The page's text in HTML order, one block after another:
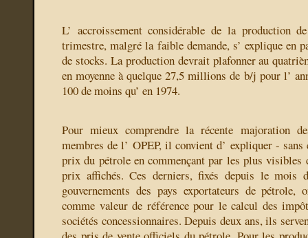
L’ accroissement considérable de la production
trimestre, malgré la faible demande, s’ explique en
de stocks. La production devrait plafonner au
en moyenne à quelque 27,5 millions de b/j pour l’
100 de moins qu’ en 1974.
Pour mieux comprendre la récente majoration
membres de l’ OPEP, il convient d’ expliquer -
prix du pétrole en commençant par les plus visibles
prix affichés. Ces derniers, fixés depuis le mois
gouvernements des pays exportateurs de
comme valeur de référence pour le calcul des
sociétés concessionnaires. Depuis deux ans, ils